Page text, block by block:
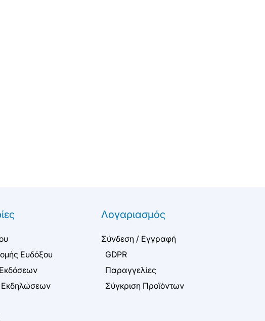
Ευδόξου
Εκδηλώσεων
Λογαριασμός
Σύνδεση / Εγγραφή
GDPR
Παραγγελίες
Σύγκριση Προϊόντων